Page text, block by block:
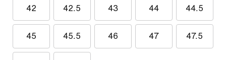
42 42.5 43 44 44.5
45 45.5 46 47 47.5